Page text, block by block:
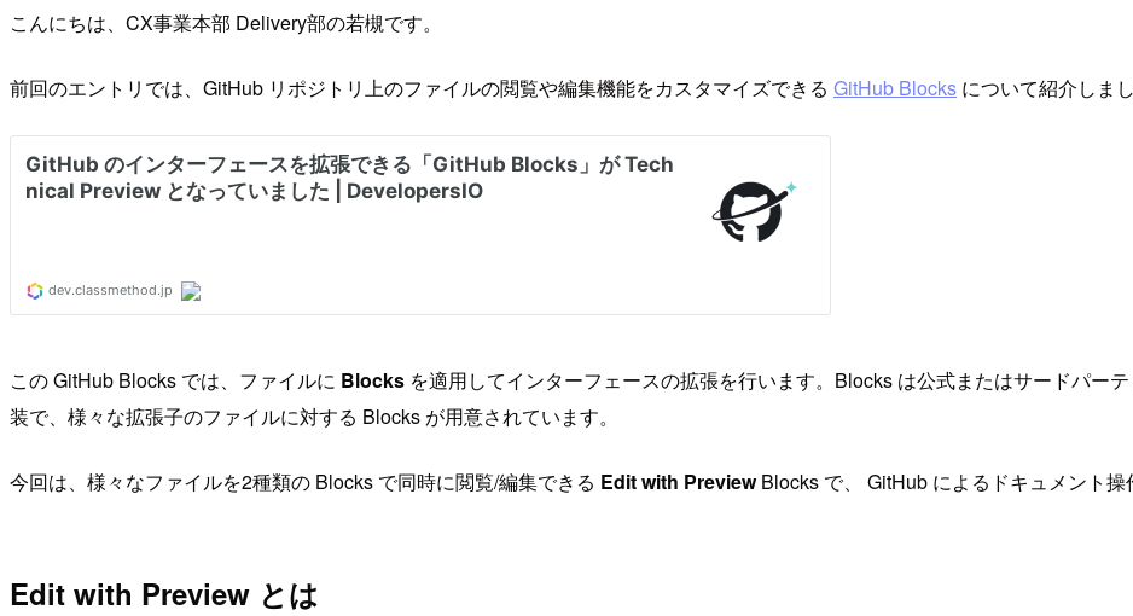
こんにちは、CX事業本部 Delivery部の若槻です。
前回のエントリでは、GitHub リポジトリ上のファイルの閲覧や編集機能をカスタマイズできる GitHub Blocks について紹介しまし
この GitHub Blocks では、ファイルに Blocks を適用してインターフェースの拡張を行います。Blocks は公式またはサードパー
装で、様々な拡張子のファイルに対する Blocks が用意されています。
今回は、様々なファイルを2種類の Blocks で同時に閲覧/編集できる Edit with PreviewBlocks で、 GitHub によるドキュメント操
Edit with Preview とは